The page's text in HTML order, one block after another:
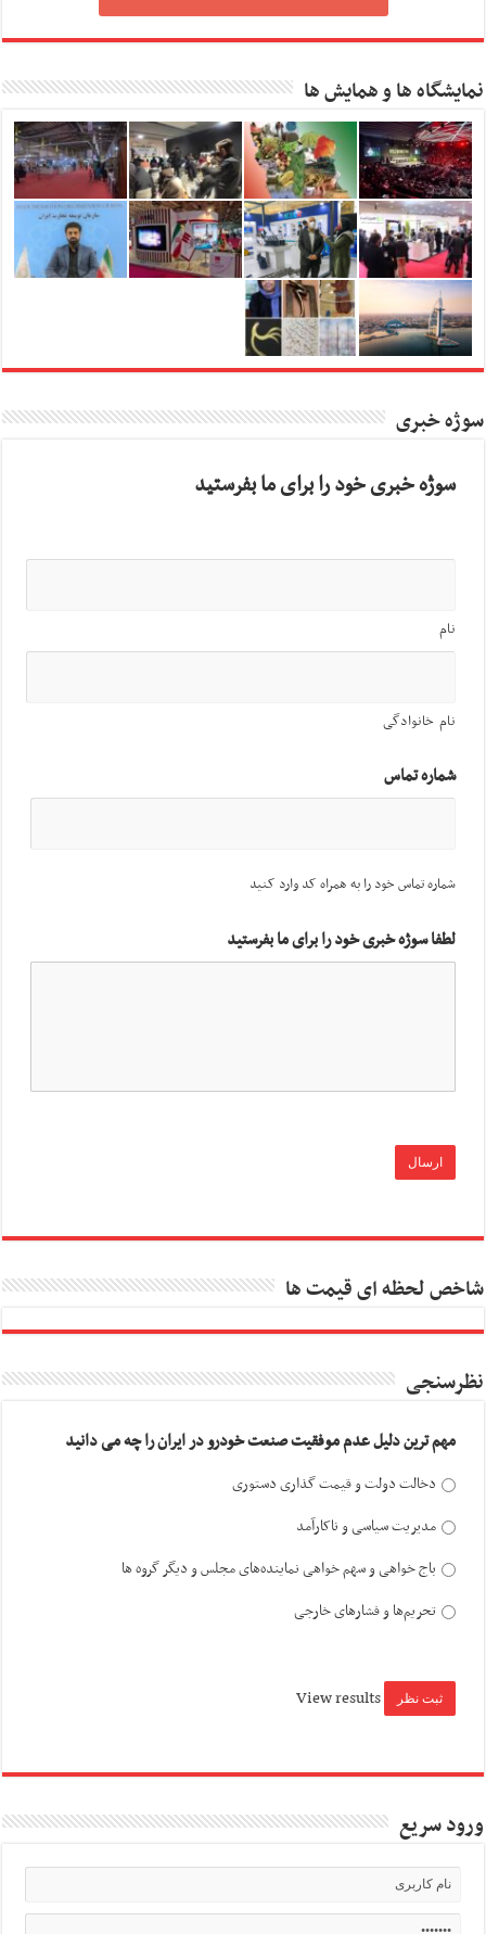
نمایشگاه ها و همایش ها
سوژه خبری
سوژه خبری خود را برای ما بفرستید
نام
نام خانوادگی
شماره تماس
شماره تماس خود را به همراه کد وارد کنید
لطفا سوژه خبری خود را برای ما بفرستید
شاخص لحظه ای قیمت ها
نظرسنجی
مهم ترین دلیل عدم موفقیت صنعت خودرو در ایران را چه می دانید
دخالت دولت و قیمت گذاری دستوری
مدیریت سیاسی و ناکارآمد
باج خواهی و سهم خواهی نماینده‌های مجلس و دیگر گروه ها
تحریم‌ها و فشارهای خارجی
View results
ورود سریع